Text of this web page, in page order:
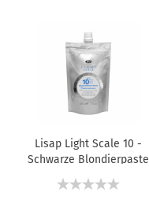
Lisap Light Scale 10 -
Schwarze Blondierpaste